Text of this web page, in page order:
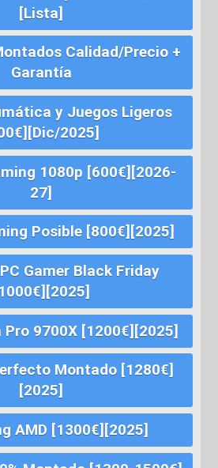
[Lista]
Calidad/Precio +
Garantía
y Juegos Ligeros
2025]
1080p [600€][2026-
27]
Posible [800€][2025]
Gamer Black Friday
9700X [1200€][2025]
Montado [1280€]
[2025]
AMD [1300€][2025]